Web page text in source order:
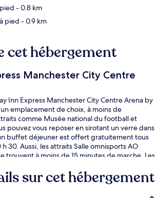
- 0.8 km
pied - 0.9 km
cet hébergement
Manchester City Centre
Inn Express Manchester City Centre Arena by
emplacement de choix, à moins de
comme Musée national du football et
pouvez vous reposer en sirotant un verre dans
buffet déjeuner est offert gratuitement tous
30. Aussi, les attraits Salle omnisports AO
trouvent à moins de 15 minutes de marche. Les
à quelques minutes de marche du transport en
léger Shudehill se trouve à 4 minutes et Arrêt
est à 7 minutes.
sur cet hébergement